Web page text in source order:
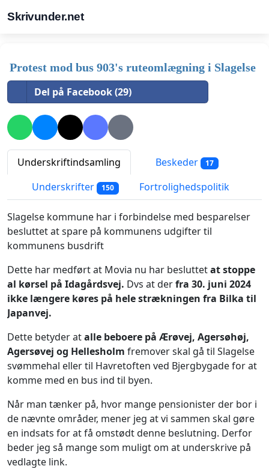
Skrivunder.net
Protest mod bus 903's ruteomlægning i Slagelse
Del på Facebook (29)
Underskriftindsamling Beskeder 17
Underskrifter 150 Fortrolighedspolitik
Slagelse kommune har i forbindelse med besparelser
besluttet at spare på kommunens udgifter til
kommunens busdrift
Dette har medført at Movia nu har besluttetat stoppe
al kørsel på Idagårdsvej. Dvs at derfra 30. juni 2024
ikke længere køres på hele strækningen fra Bilka til
Japanvej.
Dette betyder atalle beboere på Ærøvej, Agersøhøj,
Agersøvej og Hellesholm fremover skal gå til Slagelse
svømmehal eller til Havretoften ved Bjergbygade for at
komme med en bus ind til byen.
Når man tænker på, hvor mange pensionister der bor i
de nævnte områder, mener jeg at vi sammen skal gøre
en indsats for at få omstødt denne beslutning. Derfor
beder jeg så mange som muligt om at underskrive på
vedlagte link.